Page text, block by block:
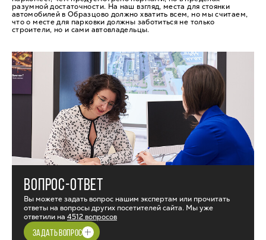
разумной достаточности. На наш взгляд, места для стоянки
автомобилей в Образцово должно хватить всем, но мы считаем,
что о месте для парковки должны заботиться не только
строители, но и сами автовладельцы.
ВОПРОС-ОТВЕТ
Вы можете задать вопрос нашим экспертам или прочитать
ответы на вопросы других посетителей сайта. Мы уже
ответили на 4512 вопросов
ЗАДАТЬ ВОПРОС